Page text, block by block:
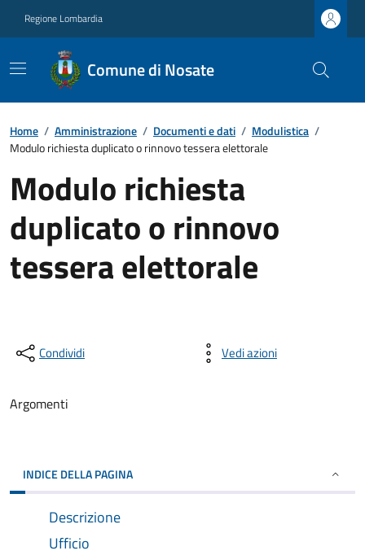
Regione Lombardia
Comune di Nosate
Home / Amministrazione / Documenti e dati / Modulistica /
Modulo richiesta duplicato o rinnovo tessera elettorale
Modulo richiesta
duplicato o rinnovo
tessera elettorale
Condividi Vedi azioni
Argomenti
INDICE DELLA PAGINA
Descrizione
Ufficio